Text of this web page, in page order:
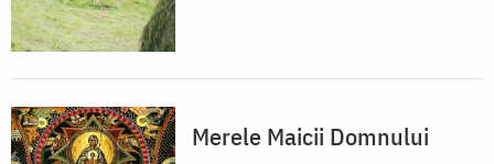
Merele Maicii Domnului